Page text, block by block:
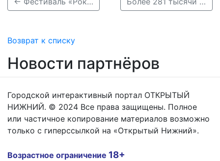
Возврат к списку
Новости партнёров
Городской интерактивный портал ОТКРЫТЫЙ
НИЖНИЙ. © 2024 Все права защищены. Полное
или частичное копирование материалов возможно
только с гиперссылкой на «Открытый Нижний».
Возрастное ограничение 18+